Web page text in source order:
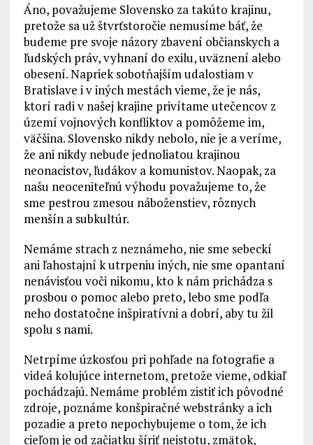
Áno, považujeme Slovensko za takúto krajinu,
pretože sa už štvrťstoročie nemusíme báť, že
budeme pre svoje názory zbavení občianskych a
ľudských práv, vyhnaní do exilu, uväznení alebo
obesení. Napriek sobotňajším udalostiam v
Bratislave i v iných mestách vieme, že je nás,
ktorí radi v našej krajine privítame utečencov z
území vojnových konfliktov a pomôžeme im,
väčšina. Slovensko nikdy nebolo, nie je a veríme,
že ani nikdy nebude jednoliatou krajinou
neonacistov, ľudákov a komunistov. Naopak, za
našu neoceniteľnú výhodu považujeme to, že
sme pestrou zmesou náboženstiev, rôznych
menšín a subkultúr.
Nemáme strach z neznámeho, nie sme sebeckí
ani ľahostajní k utrpeniu iných, nie sme opantaní
nenávisťou voči nikomu, kto k nám prichádza s
prosbou o pomoc alebo preto, lebo sme podľa
neho dostatočne inšpiratívni a dobrí, aby tu žil
spolu s nami.
Netrpíme úzkosťou pri pohľade na fotografie a
videá kolujúce internetom, pretože vieme, odkiaľ
pochádzajú. Nemáme problém zistiť ich pôvodné
zdroje, poznáme konšpiračné webstránky a ich
pozadie a preto nepochybujeme o tom, že ich
cieľom je od začiatku šíriť neistotu, zmätok,